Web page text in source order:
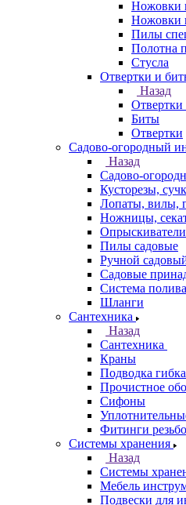
Ножовки
Ножовки
Пилы
Полотна
Стусла
Отвертки и
Назад
Биты
Отвертки
Садово-огородный
Назад
Садово-
Кусторезы,
Лопаты, вилы,
Ножницы,
Опрыскиватели
Пилы садовые
Ручной
Садовые
Система полива
Шланги
Сантехника
Назад
Сантехника
Краны
Подводка
Прочистное
Сифоны
Фитинги
Системы хранения
Назад
Системы
Мебель
Подвески для